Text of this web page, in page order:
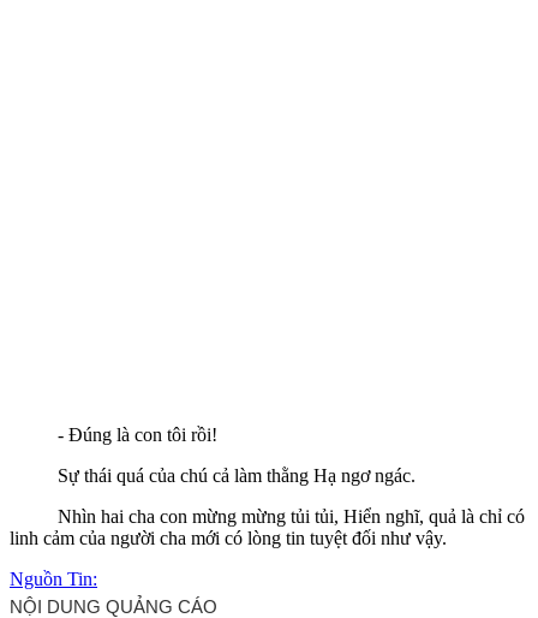
- Đúng là con tôi rồi!
Sự thái quá của chú cả làm thằng Hạ ngơ ngác.
Nhìn hai cha con mừng mừng tủi tủi, Hiển nghĩ, quả là chỉ có
linh cảm của người cha mới có lòng tin tuyệt đối như vậy.
Nguồn Tin: